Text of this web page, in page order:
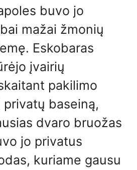
buvo jo
mažai žmonių
Eskobaras
įvairių
pakilimo
baseiną,
dvaro bruožas
jo privatus
kuriame gausu